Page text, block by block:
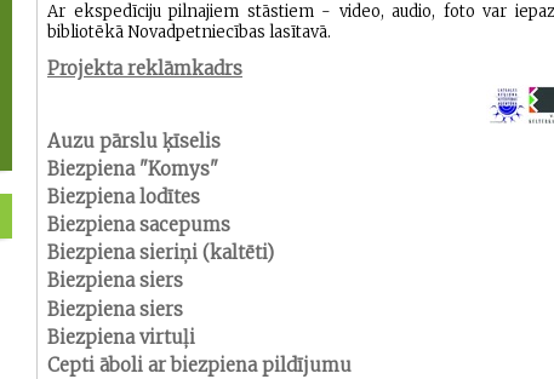
Ar ekspedīciju pilnajiem stāstiem - video, audio, foto var
bibliotēkā Novadpetniecības lasītavā.
Projekta reklāmkadrs
Auzu pārslu ķīselis
Biezpiena "Komys"
Biezpiena lodītes
Biezpiena sacepums
Biezpiena sieriņi (kaltēti)
Biezpiena siers
Biezpiena siers
Biezpiena virtuļi
Cepti āboli ar biezpiena pildījumu